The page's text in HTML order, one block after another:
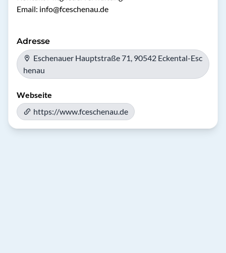
Email: info@fceschenau.de
Adresse
Eschenauer Hauptstraße 71, 90542 Eckental-Esc
henau
Webseite
https://www.fceschenau.de